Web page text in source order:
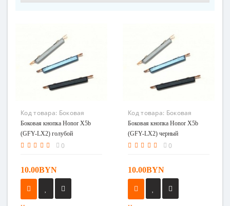
Код товара: Боковая
кнопка Honor X5b (GFY-
LX2) голубой
Боковая кнопка Honor X5b
(GFY-LX2) голубой
0
10.00BYN
Код товара: Боковая
кнопка Honor X5b (GFY-
LX2) черный
Боковая кнопка Honor X5b
(GFY-LX2) черный
0
10.00BYN